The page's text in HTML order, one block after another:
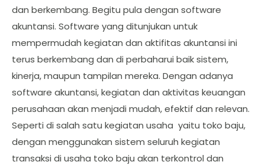
dan berkembang. Begitu pula dengan software
akuntansi. Software yang ditunjukan untuk
mempermudah kegiatan dan aktifitas akuntansi ini
terus berkembang dan di perbaharui baik sistem,
kinerja, maupun tampilan mereka. Dengan adanya
software akuntansi, kegiatan dan aktivitas keuangan
perusahaan akan menjadi mudah, efektif dan relevan.
Seperti di salah satu kegiatan usaha yaitu toko baju,
dengan menggunakan sistem seluruh kegiatan
transaksi di usaha toko baju akan terkontrol dan